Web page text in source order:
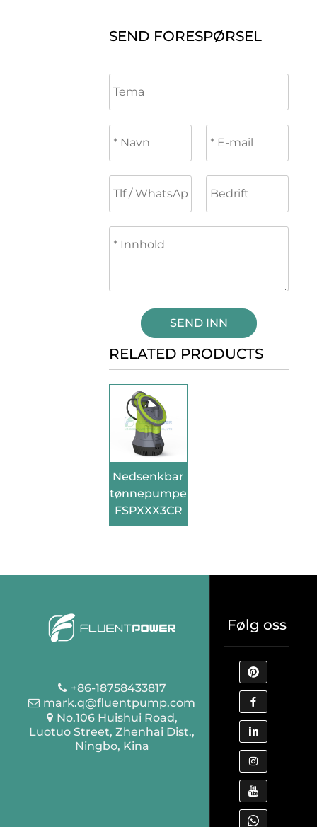
SEND FORESPØRSEL
SEND INN
RELATED PRODUCTS
Nedsenkbar
tønnepumpe
FSPXXX3CR
+86-18758433817
mark.q@fluentpump.com
No.106 Huishui Road,
Luotuo Street, Zhenhai Dist.,
Ningbo, Kina
Følg oss